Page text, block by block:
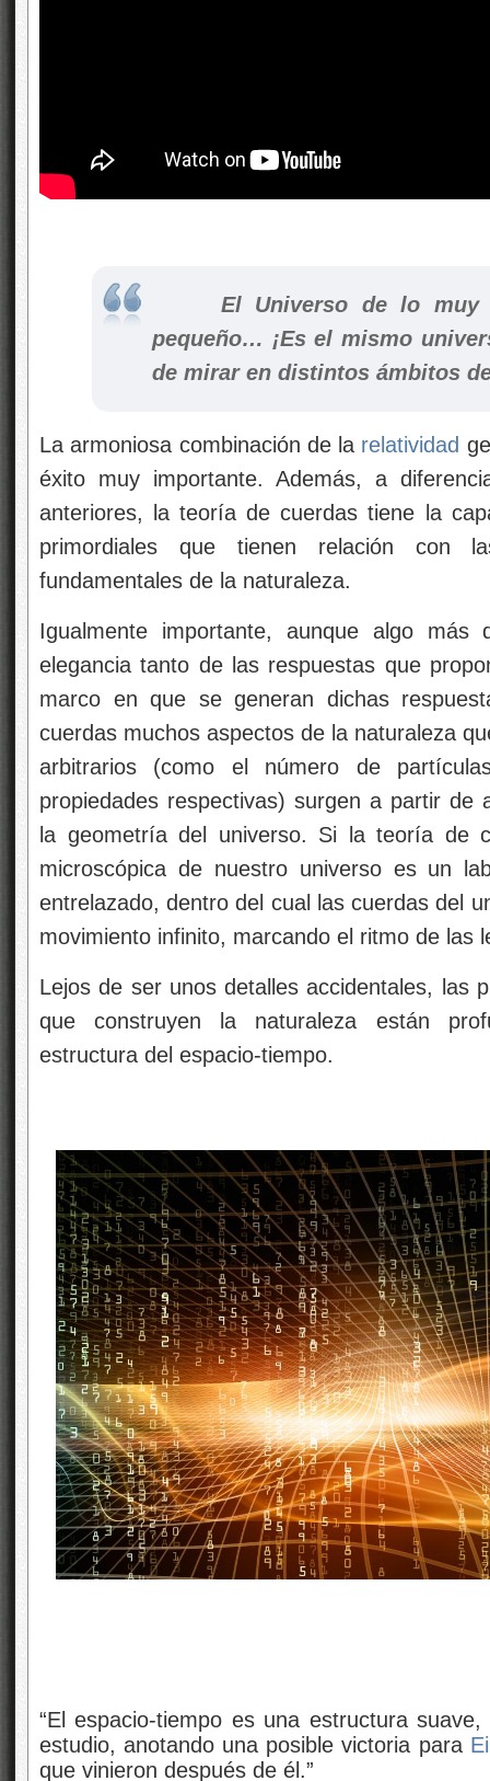
El Universo de lo muy
pequeño… ¡Es el mismo
de mirar en distintos ámbitos
La armoniosa combinación de la relatividad
éxito muy importante. Además, a
anteriores, la teoría de cuerdas tiene la
primordiales que tienen relación con
fundamentales de la naturaleza.
Igualmente importante, aunque algo
elegancia tanto de las respuestas que
marco en que se generan dichas
cuerdas muchos aspectos de la naturaleza
arbitrarios (como el número de
propiedades respectivas) surgen a partir de
la geometría del universo. Si la teoría de
microscópica de nuestro universo es un
entrelazado, dentro del cual las cuerdas del
movimiento infinito, marcando el ritmo de las
Lejos de ser unos detalles accidentales, las
que construyen la naturaleza están
estructura del espacio-tiempo.
“El espacio-tiempo es una estructura
estudio, anotando una posible victoria para
que vinieron después de él.”